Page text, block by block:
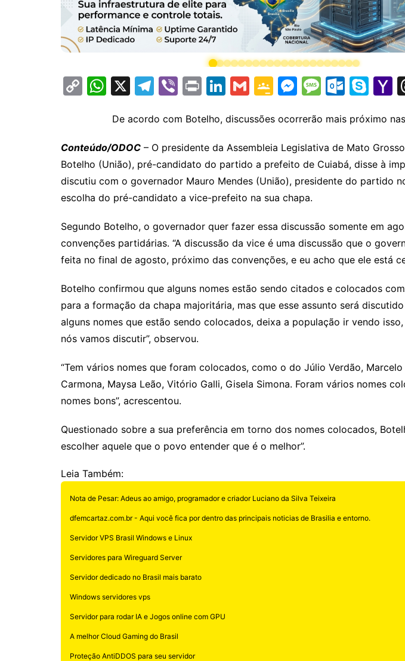
C
y
Li
n
k
W
at
s
A
p
p
X
T
e
gr
a
m
Vi
er
Pr
t
Li
k
e
dI
n
G
ai
l
G
o
gl
e
Cl
a
s
sr
o
m
M
s
s
e
n
g
er
M
s
s
a
g
O
lo
o
k.
c
m
S
y
p
e
Y
h
o
o
l
De acordo com Botelho, discussões ocorrerão mais próximo
Conteúdo/ODOC – O presidente da Assembleia Legislativa de Mato
Botelho (União), pré-candidato do partido a prefeito de Cuiabá, disse à
discutiu com o governador Mauro Mendes (União), presidente do partido
escolha do pré-candidato a vice-prefeito na sua chapa.
Segundo Botelho, o governador quer fazer essa discussão somente em
convenções partidárias. “A discussão da vice é uma discussão que o
feita no final de agosto, próximo das convenções, e eu acho que ele está
Botelho confirmou que alguns nomes estão sendo citados e colocados
para a formação da chapa majoritária, mas que esse assunto será
alguns nomes que estão sendo colocados, deixa a população ir vendo
nós vamos discutir”, observou.
“Tem vários nomes que foram colocados, como o do Júlio Verdão, Marcelo
Carmona, Maysa Leão, Vitório Galli, Gisela Simona. Foram vários nomes
nomes bons”, acrescentou.
Questionado sobre a sua preferência em torno dos nomes colocados,
escolher aquele que o povo entender que é o melhor”.
Leia Também:
Nota de Pesar: Adeus ao amigo, programador e criador Luciano da Silva Teixeira
dfemcartaz.com.br - Aqui você fica por dentro das principais noticias de Brasilia e entorno.
Servidor VPS Brasil Windows e Linux
Servidores para Wireguard Server
Servidor dedicado no Brasil mais barato
Windows servidores vps
Servidor para rodar IA e Jogos online com GPU
A melhor Cloud Gaming do Brasil
Proteção AntiDDOS para seu servidor